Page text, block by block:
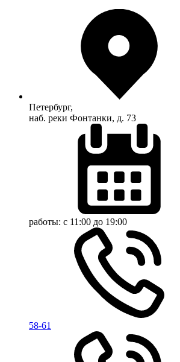
Петербург,
наб. реки Фонтанки, д. 73
работы: с 11:00 до 19:00
58-61